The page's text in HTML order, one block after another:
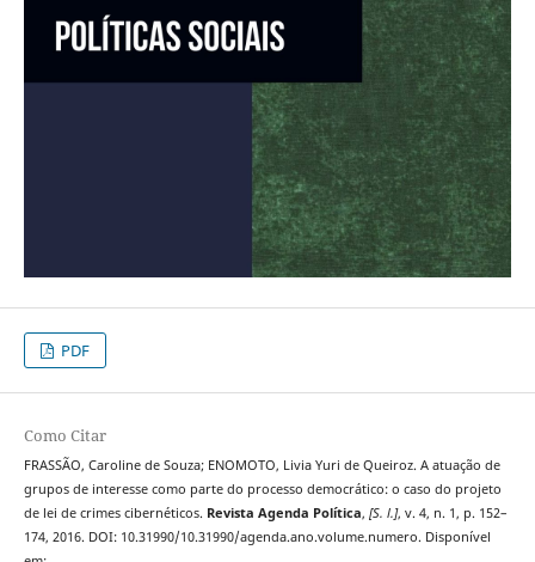
PDF
Como Citar
FRASSÃO, Caroline de Souza; ENOMOTO, Livia Yuri de Queiroz. A atuação de
grupos de interesse como parte do processo democrático: o caso do projeto
de lei de crimes cibernéticos. Revista Agenda Política, [S. l.], v. 4, n. 1, p. 152–
174, 2016. DOI: 10.31990/10.31990/agenda.ano.volume.numero. Disponível